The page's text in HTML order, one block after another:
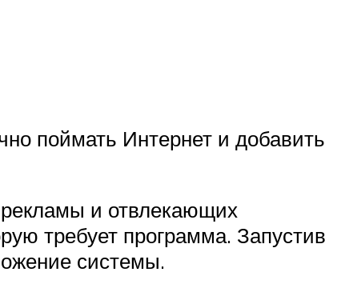
поймать Интернет и добавить
рекламы и отвлекающих
требует программа. Запустив
системы.